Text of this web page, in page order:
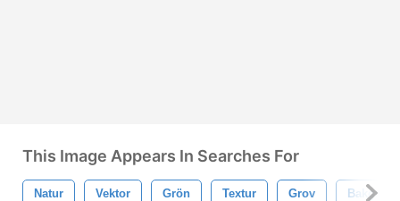
This Image Appears In Searches For
Natur Vektor Grön Textur Grov Bakgrund